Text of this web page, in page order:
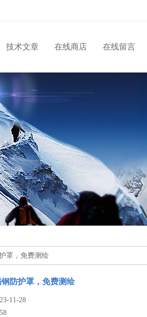
技术文章 在线商店 在线留言
罩，免费测绘
防护罩，免费测绘
11-28